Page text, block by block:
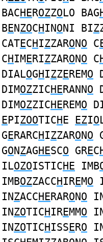
BACHEROZZOLO BAG
BENZOCHINONI BIZ
CATECHIZZARONO C
CHIMERIZZARONO C
DIALOGHIZZEREMO
DIMOZZICHERANNO
DIMOZZICHEREMO
EPIZOOTICHE EZIO
GERARCHIZZARONO
GONZAGHESCO GREC
ILOZOISTICHE IMB
IMBOZZACCHIREMO
INZACCHERARONO
INZOTICHIREMMO
INZOTICHISSERO